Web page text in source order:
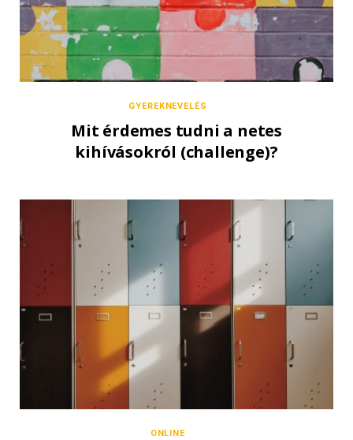
GYEREKNEVELÉS
Mit érdemes tudni a netes
kihívásokról (challenge)?
ONLINE